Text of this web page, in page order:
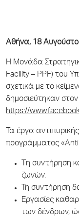
Αθήνα, 18
Η Μονάδα
Facility – PPF) του
σχετικά με το
δημοσιεύτηκαν
https://
Τα έργα
προγράμματος
Tη συντήρηση
ζωνών.
Τη συντήρηση
Εργασίες
των δένδρων,